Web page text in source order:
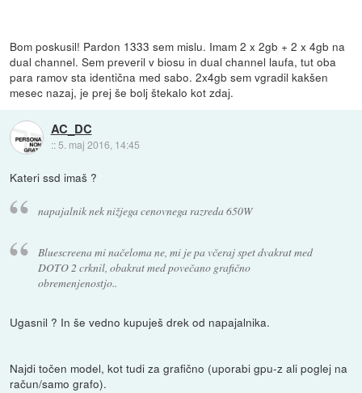
Bom poskusil! Pardon 1333 sem mislu. Imam 2 x 2gb + 2 x 4gb na
dual channel. Sem preveril v biosu in dual channel laufa, tut oba
para ramov sta identična med sabo. 2x4gb sem vgradil kakšen
mesec nazaj, je prej še bolj štekalo kot zdaj.
AC_DC
:: 5. maj 2016, 14:45
Kateri ssd imaš ?
napajalnik nek nižjega cenovnega razreda 650W
Bluescreena mi načeloma ne, mi je pa včeraj spet dvakrat med
DOTO 2 crknil, obakrat med povečano grafično
obremenjenostjo..
Ugasnil ? In še vedno kupuješ drek od napajalnika.
Najdi točen model, kot tudi za grafično (uporabi gpu-z ali poglej na
račun/samo grafo).